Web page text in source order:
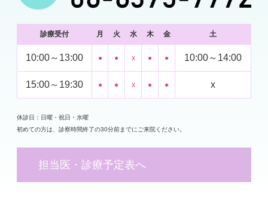
診療受付 月 火 水 木 金 土
10:00～13:00 ● ● x ● ● 10:00～14:00
15:00～19:30 ● ● x ● ● x
休診日：日曜・祝日・水曜
初めての方は、診察時間終了の30分前までにご来院ください。
担当医・診療予定表へ